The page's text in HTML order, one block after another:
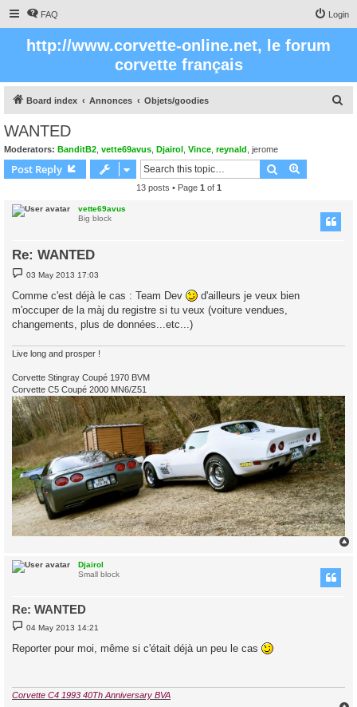
FAQ Login
http://www.corvette-online.net, le forum
corvette français
Board index Annonces Objets/goodies
WANTED
Moderators: BanditB2 vette69avus Djairol Vince reynald jerome
Post Reply Search
13 posts • Page 1 of 1
vette69avus
Big block
Re: WANTED
P
o
t
03 May 2013 17:03
Comme c'est déjà le cas : Team Dev
d'ailleurs je veux bien
m'occuper de la màj du registre si tu veux (voiture vendues,
changements, plus de données...etc...)
Live long and prosper !
Corvette Stingray Coupé 1970 BVM
Corvette C5 Coupé 2000 MN6/Z51
Djairol
Small block
Re: WANTED
P
t
04 May 2013 14:21
Reporter pour moi, même si c'était déjà un peu le cas
Corvette C4 1993 40Th Anniversary BVA